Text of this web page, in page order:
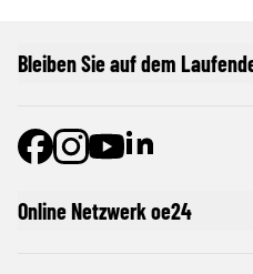
Online Netzwerk oe24
Bleiben Sie auf dem